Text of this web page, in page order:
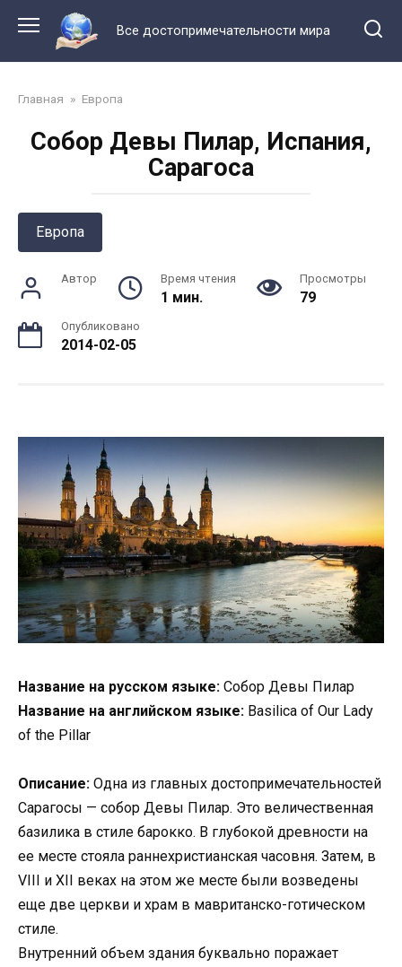
контенту
Все достопримечательности мира
Главная » Европа
Собор Девы Пилар, Испания,
Сарагоса
Европа
Автор Время чтения
1 мин.
Просмотры
79
Опубликовано
2014-02-05
Название на русском языке: Собор Девы Пилар
Название на английском языке: Basilica of Our Lady
of the Pillar
Описание: Одна из главных достопримечательностей
Сарагосы — собор Девы Пилар. Это величественная
базилика в стиле барокко. В глубокой древности на
ее месте стояла раннехристианская часовня. Затем, в
VIII и XII веках на этом же месте были возведены
еще две церкви и храм в мавританско-готическом
стиле.
Внутренний объем здания буквально поражает